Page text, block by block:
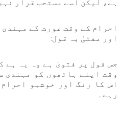
ہے، لیکن اسے مستحب قرار
احرام کے وقت عورت کے
اور مفتیٰ بہ قول:
جس قول پر فتویٰ ہے وہ یہ ہے
وقت اپنے ہاتھوں کو مہندی
اس کا رنگ اور خوشبو
رہے۔